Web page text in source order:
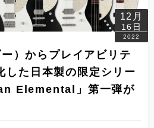
12月
16日
2022
）からプレイアビリテ
した日本製の限定シリー
Elemental」第一弾が